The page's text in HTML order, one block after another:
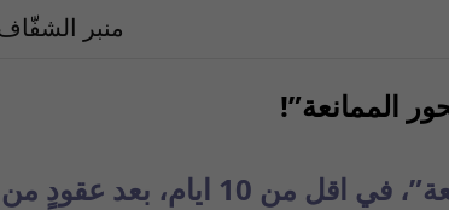
منبر
الممانعة”!
ما يثير التساؤل هو اسباب انهيار “محور الممانعة”، في اقل من 10 ايام، بعد عقودٍ من